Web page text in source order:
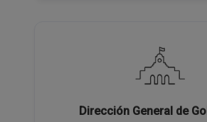
Dirección General de